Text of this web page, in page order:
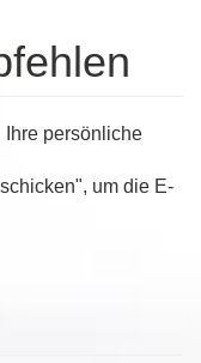
Ihre persönliche
um die E-